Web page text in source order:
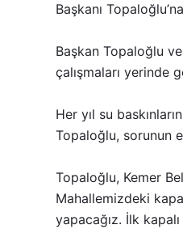
Başkanı
Başkan Topaloğlu
çalışmaları yerinde
Her yıl su
Topaloğlu, sorunun
Topaloğlu, Kemer
Mahallemizdeki
yapacağız. İlk